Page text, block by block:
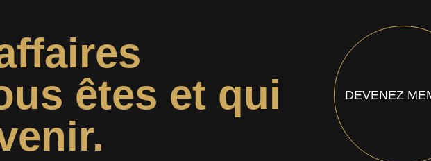
êtes et qui
DEVENEZ